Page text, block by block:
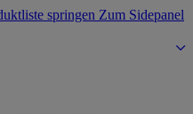
springen Zum Sidepanel